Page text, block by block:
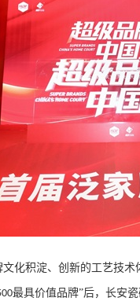
化积淀、创新的工艺技
最具价值品牌”后，长安